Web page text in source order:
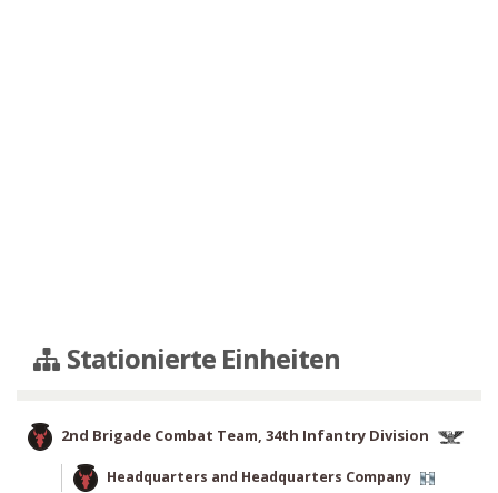
Stationierte Einheiten
2nd Brigade Combat Team, 34th Infantry Division
Headquarters and Headquarters Company